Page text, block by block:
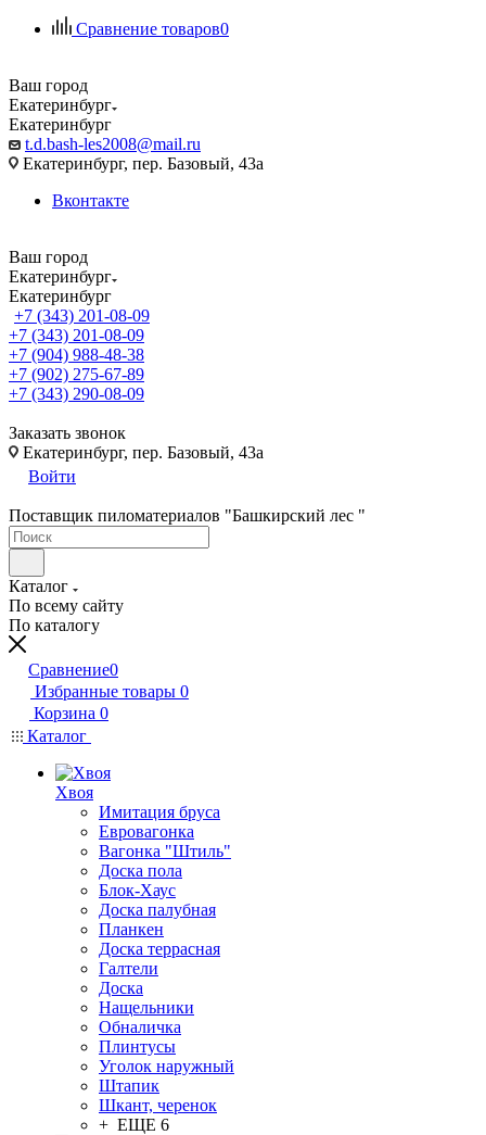
Сравнение товаров0
Ваш город
Екатеринбург
Екатеринбург
t.d.bash-les2008@mail.ru
Екатеринбург, пер. Базовый, 43а
Вконтакте
Ваш город
Екатеринбург
Екатеринбург
+7 (343) 201-08-09
+7 (343) 201-08-09
+7 (904) 988-48-38
+7 (902) 275-67-89
+7 (343) 290-08-09
Заказать звонок
Екатеринбург, пер. Базовый, 43а
Войти
Поставщик пиломатериалов "Башкирский лес "
Каталог
По всему сайту
По каталогу
Сравнение0
Избранные товары 0
Корзина 0
Каталог
Хвоя
Имитация бруса
Евровагонка
Вагонка "Штиль"
Доска пола
Блок-Хаус
Доска палубная
Планкен
Доска террасная
Галтели
Доска
Нащельники
Обналичка
Плинтусы
Уголок наружный
Штапик
Шкант, черенок
+ ЕЩЕ 6